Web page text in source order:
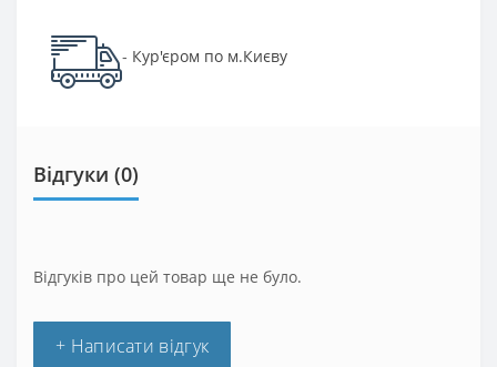
- Кур'єром по м.Києву
Відгуки (0)
Відгуків про цей товар ще не було.
+ Написати відгук